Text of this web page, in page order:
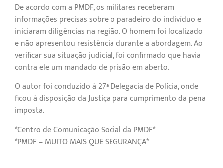
De acordo com a PMDF, os militares receberam
informações precisas sobre o paradeiro do indivíduo e
iniciaram diligências na região. O homem foi localizado
e não apresentou resistência durante a abordagem. Ao
verificar sua situação judicial, foi confirmado que havia
contra ele um mandado de prisão em aberto.
O autor foi conduzido à 27ª Delegacia de Polícia, onde
ficou à disposição da Justiça para cumprimento da pena
imposta.
*Centro de Comunicação Social da PMDF*
*PMDF – MUITO MAIS QUE SEGURANÇA*